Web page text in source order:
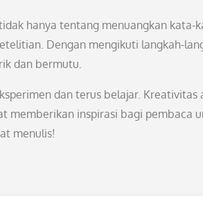
hanya tentang menuangkan kata-
Dengan mengikuti langkah-
dan bermutu.
dan terus belajar.
memberikan inspirasi bagi pembaca
menulis!